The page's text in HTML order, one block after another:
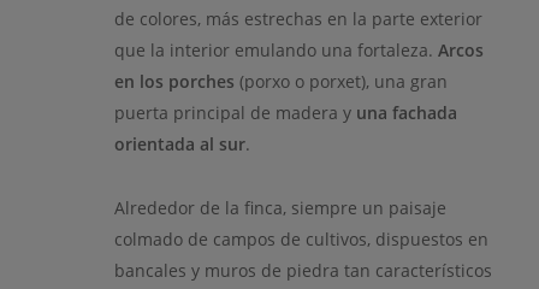
de colores, más estrechas en la parte exterior
que la interior emulando una fortaleza. Arcos
en los porches (porxo o porxet), una gran
puerta principal de madera y una fachada
orientada al sur.
Alrededor de la finca, siempre un paisaje
colmado de campos de cultivos, dispuestos en
bancales y muros de piedra tan característicos